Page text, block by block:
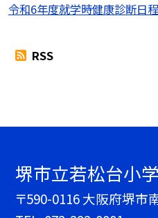
令和6年度就学時健康診断日
RSS
堺市立若松台小
〒590-0116 大阪府堺市